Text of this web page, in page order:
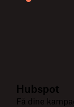
Hubspot
Få dine